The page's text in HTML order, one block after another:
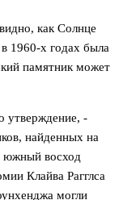
как Солнце
1960-х годах была
памятник может
утверждение, -
найденных на
южный восход
Клайва Рагглса
могли